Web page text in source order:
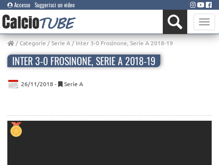
Accesso Suggerisci un video
Toggle
/Categorie /Serie A/ Inter 3-0 Frosinone, Serie A 2018-19
INTER 3-0 FROSINONE, SERIE A 2018-19
26/11/2018 - Serie A